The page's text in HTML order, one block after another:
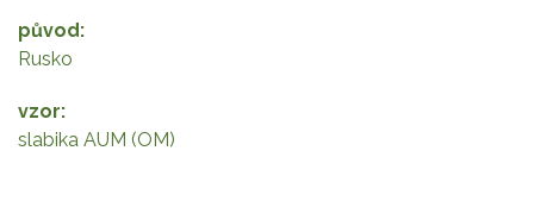
původ
Rusko
vzor
slabika AUM (OM)